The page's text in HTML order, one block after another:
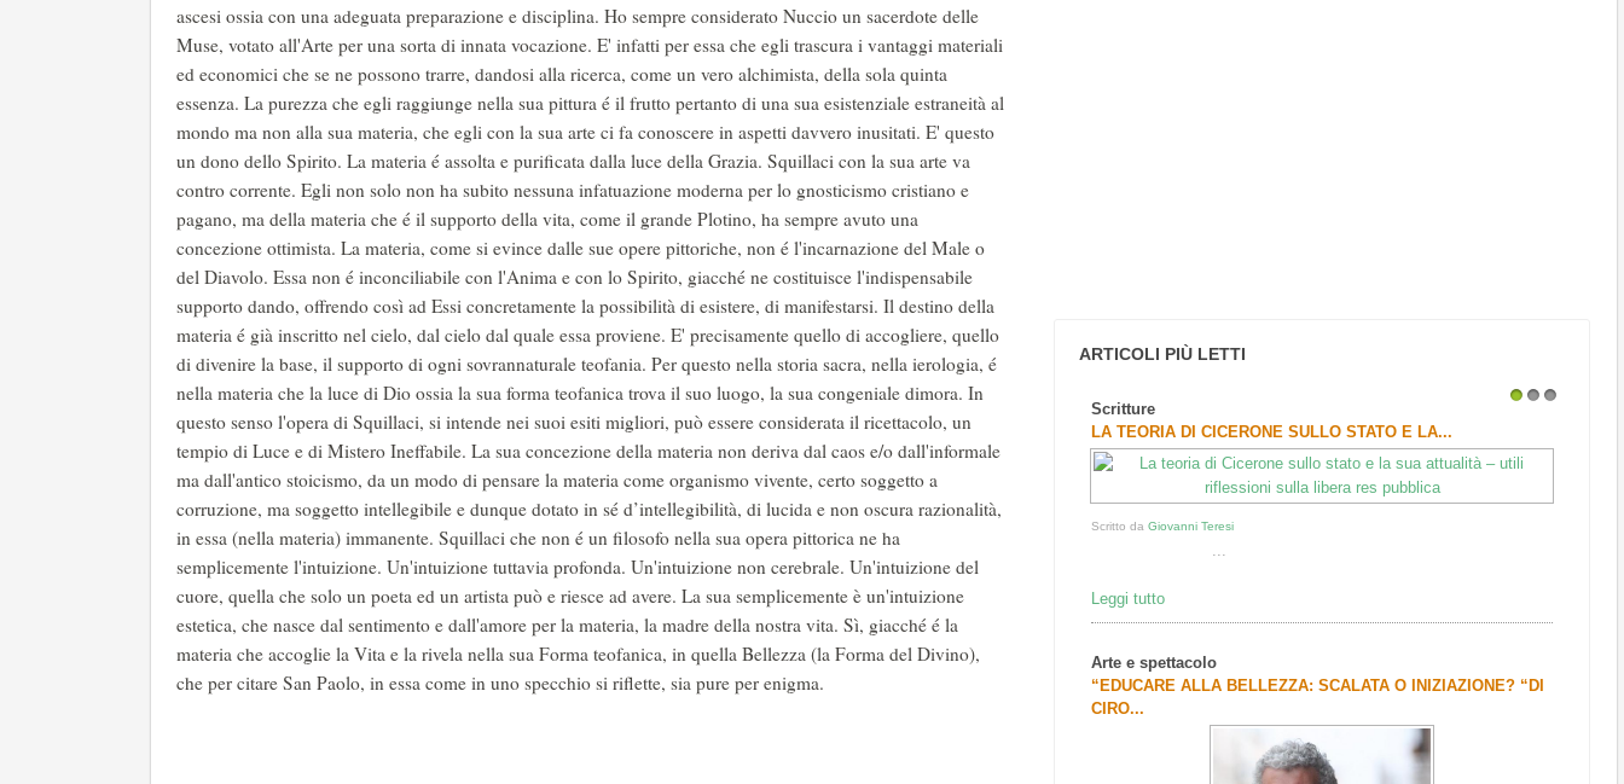
ascesi ossia con una adeguata preparazione e disciplina. Ho sempre considerato Nuccio un sacerdote delle
Muse, votato all'Arte per una sorta di innata vocazione. E' infatti per essa che egli trascura i vantaggi materiali
ed economici che se ne possono trarre, dandosi alla ricerca, come un vero alchimista, della sola quinta
essenza. La purezza che egli raggiunge nella sua pittura é il frutto pertanto di una sua esistenziale estraneità al
mondo ma non alla sua materia, che egli con la sua arte ci fa conoscere in aspetti davvero inusitati. E' questo
un dono dello Spirito. La materia é assolta e purificata dalla luce della Grazia. Squillaci con la sua arte va
contro corrente. Egli non solo non ha subito nessuna infatuazione moderna per lo gnosticismo cristiano e
pagano, ma della materia che é il supporto della vita, come il grande Plotino, ha sempre avuto una
concezione ottimista. La materia, come si evince dalle sue opere pittoriche, non é l'incarnazione del Male o
del Diavolo. Essa non é inconciliabile con l'Anima e con lo Spirito, giacché ne costituisce l'indispensabile
supporto dando, offrendo così ad Essi concretamente la possibilità di esistere, di manifestarsi. Il destino della
materia é già inscritto nel cielo, dal cielo dal quale essa proviene. E' precisamente quello di accogliere, quello
di divenire la base, il supporto di ogni sovrannaturale teofania. Per questo nella storia sacra, nella ierologia, é
nella materia che la luce di Dio ossia la sua forma teofanica trova il suo luogo, la sua congeniale dimora. In
questo senso l'opera di Squillaci, si intende nei suoi esiti migliori, può essere considerata il ricettacolo, un
tempio di Luce e di Mistero Ineffabile. La sua concezione della materia non deriva dal caos e/o dall'informale
ma dall'antico stoicismo, da un modo di pensare la materia come organismo vivente, certo soggetto a
corruzione, ma soggetto intellegibile e dunque dotato in sé d’intellegibilità, di lucida e non oscura razionalità,
in essa (nella materia) immanente. Squillaci che non é un filosofo nella sua opera pittorica ne ha
semplicemente l'intuizione. Un'intuizione tuttavia profonda. Un'intuizione non cerebrale. Un'intuizione del
cuore, quella che solo un poeta ed un artista può e riesce ad avere. La sua semplicemente è un'intuizione
estetica, che nasce dal sentimento e dall'amore per la materia, la madre della nostra vita. Sì, giacché é la
materia che accoglie la Vita e la rivela nella sua Forma teofanica, in quella Bellezza (la Forma del Divino),
che per citare San Paolo, in essa come in uno specchio si riflette, sia pure per enigma.
ARTICOLI PIÙ LETTI
Scritture
LA TEORIA DI CICERONE SULLO STATO E LA...
Scritto daGiovanni Teresi
...
Leggi tutto
Arte e spettacolo
“EDUCARE ALLA BELLEZZA: SCALATA O INIZIAZIONE? “DI
CIRO...